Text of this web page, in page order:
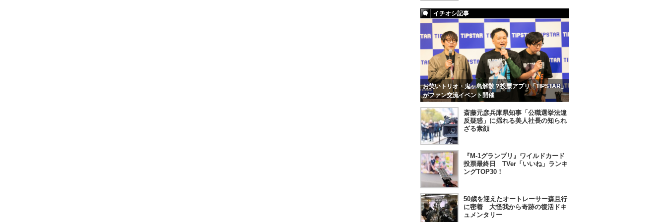
イチオシ記事
お笑いトリオ・鬼ヶ島解散？投票アプリ「TIPSTAR」
がファン交流イベント開催
斎藤元彦兵庫県知事「公職選挙法違
反疑惑」に揺れる美人社長の知られ
ざる素顔
『M-1グランプリ』ワイルドカード
投票最終日 TVer「いいね」ランキ
ングTOP30！
50歳を迎えたオートレーサー森且行
に密着 大怪我から奇跡の復活ドキ
ュメンタリー